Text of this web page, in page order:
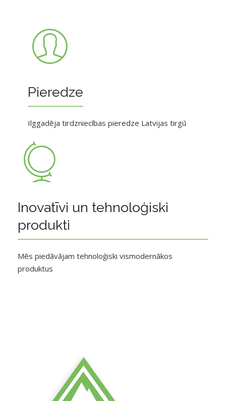
Pieredze
Ilggadēja tirdzniecības pieredze Latvijas tirgū
Inovatīvi un tehnoloģiski
produkti
Mēs piedāvājam tehnoloģiski vismodernākos
produktus